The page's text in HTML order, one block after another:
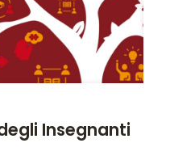
Insegnanti